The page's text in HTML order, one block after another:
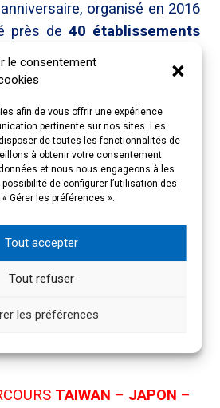
le consentement
afin de vous offrir une expérience
pertinente sur nos sites. Les
de toutes les fonctionnalités de
à obtenir votre consentement
et nous nous engageons à les
de configurer l’utilisation des
Gérer les préférences ».
Tout accepter
Tout refuser
les préférences
organisé en 2016
près de 40 établissements
coréens.
cette édition unique inscrite
relations diplomatiques
Réservez dès à présent
de Monsieur
France en Corée Philippe
ICI
: télécharger
TAIWAN – JAPON –